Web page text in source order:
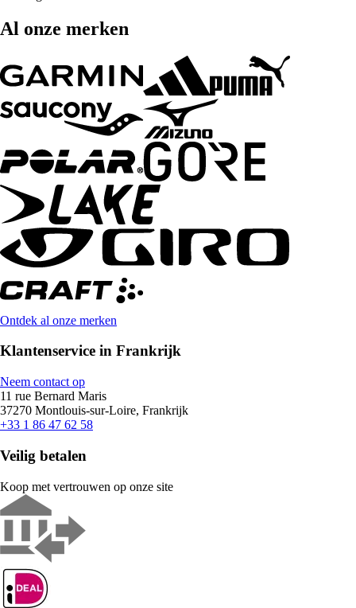
Al onze merken
Ontdek al onze merken
Klantenservice in Frankrijk
Neem contact op
11 rue Bernard Maris
37270 Montlouis-sur-Loire, Frankrijk
+33 1 86 47 62 58
Veilig betalen
Koop met vertrouwen op onze site